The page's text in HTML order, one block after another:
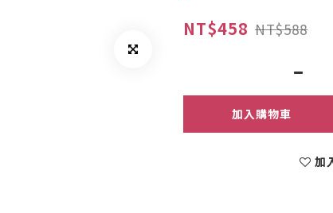
NT$458 NT$588
加入購物車
加